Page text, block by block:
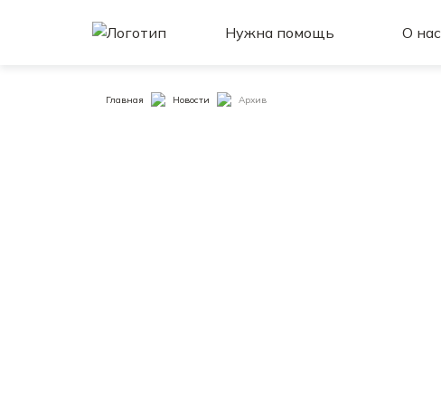
Нужна помощь О нас
Главная Новости Архив